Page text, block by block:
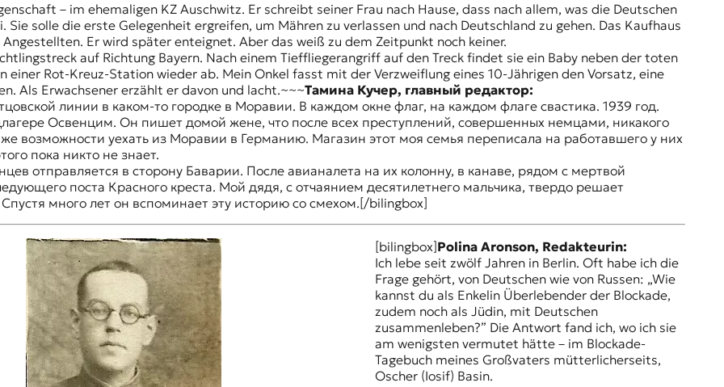
– im ehemaligen KZ Auschwitz. Er schreibt seiner Frau nach Hause, dass nach allem, was die Deutschen
solle die erste Gelegenheit ergreifen, um Mähren zu verlassen und nach Deutschland zu gehen. Das Kaufhaus
Er wird später enteignet. Aber das weiß zu dem Zeitpunkt noch keiner.
auf Richtung Bayern. Nach einem Tieffliegerangriff auf den Treck findet sie ein Baby neben der toten
Rot-Kreuz-Station wieder ab. Mein Onkel fasst mit der Verzweiflung eines 10-Jährigen den Vorsatz, eine
Als Erwachsener erzählt er davon und lacht.~~~Тамина Кучер, главный редактор:
линии в каком-то городке в Моравии. В каждом окне флаг, на каждом флаге свастика. 1939 год.
Освенцим. Он пишет домой жене, что после всех преступлений, совершенных немцами, никакого
возможности уехать из Моравии в Германию. Магазин этот моя семья переписала на работавшего у них
пока никто не знает.
отправляется в сторону Баварии. После авианалета на их колонну, в канаве, рядом с мертвой
поста Красного креста. Мой дядя, с отчаянием десятилетнего мальчика, твердо решает
много лет он вспоминает эту историю со смехом.[/bilingbox]
[bilingbox]Polina Aronson, Redakteurin:
Ich lebe seit zwölf Jahren in Berlin. Oft habe ich die
Frage gehört, von Deutschen wie von Russen: „Wie
kannst du als Enkelin Überlebender der Blockade,
zudem noch als Jüdin, mit Deutschen
zusammenleben?” Die Antwort fand ich, wo ich sie
am wenigsten vermutet hätte – im Blockade-
Tagebuch meines Großvaters mütterlicherseits,
Oscher (Iosif) Basin.